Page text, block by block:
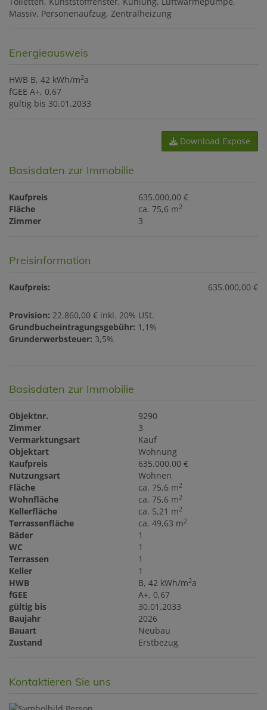
Massiv Personenaufzug Zentralheizung
Energieausweis
HWB B, 42 kWh/m2a
fGEE A+, 0,67
gültig bis 30.01.2033
Download Expose
Basisdaten zur Immobilie
Kaufpreis
635.000,00 €
Fläche
ca. 75,6 m2
Zimmer 3
Preisinformation
Kaufpreis: 635.000,00 €
Provision: 22.860,00 € inkl. 20% USt.
Grundbucheintragungsgebühr: 1,1%
Grunderwerbsteuer: 3,5%
Basisdaten zur Immobilie
Objektnr.
9290
Zimmer
3
Vermarktungsart
Kauf
Objektart
Wohnung
Kaufpreis
635.000,00 €
Nutzungsart
Wohnen
Fläche
ca. 75,6 m2
Wohnfläche ca. 75,6 m2
Kellerfläche ca. 5,21 m2
Terrassenfläche ca. 49,63 m2
Bäder
1
WC
1
Terrassen
1
Keller
1
HWB
B, 42 kWh/m2a
fGEE
A+, 0,67
gültig bis
30.01.2033
Baujahr
2026
Bauart
Neubau
Zustand
Erstbezug
Kontaktieren Sie uns